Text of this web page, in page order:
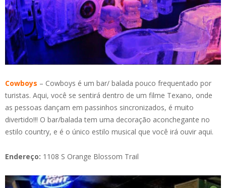
Cowboys – Cowboys é um bar/ balada pouco frequentado por
turistas. Aqui, você se sentirá dentro de um filme Texano, onde
as pessoas dançam em passinhos sincronizados, é muito
divertido!!! O bar/balada tem uma decoração aconchegante no
estilo country, e é o único estilo musical que você irá ouvir aqui.
Endereço: 1108 S Orange Blossom Trail